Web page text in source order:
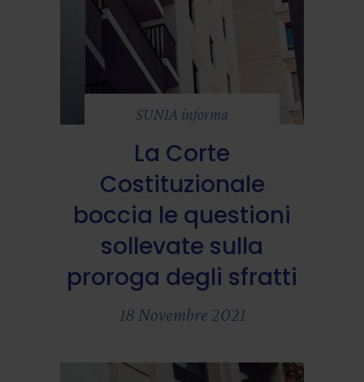
SUNIA informa
La Corte
Costituzionale
boccia le questioni
sollevate sulla
proroga degli sfratti
18 Novembre 2021